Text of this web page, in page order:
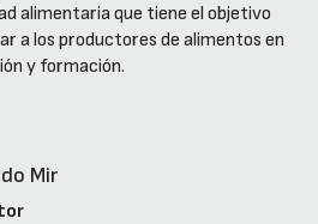
alimentaria que tiene el objetivo
a los productores de alimentos en
y formación.
Mir